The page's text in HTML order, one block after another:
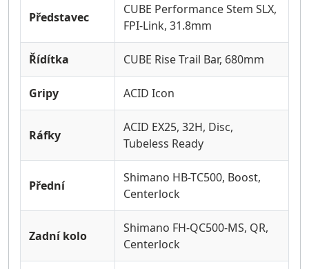
Představec
CUBE Performance Stem SLX,
FPI-Link, 31.8mm
Řídítka CUBE Rise Trail Bar, 680mm
Gripy ACID Icon
Ráfky
ACID EX25, 32H, Disc,
Tubeless Ready
Přední
Shimano HB-TC500, Boost,
Centerlock
Zadní kolo
Shimano FH-QC500-MS, QR,
Centerlock